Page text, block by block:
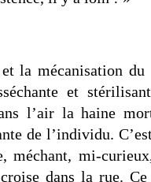
la mécanisation du
et
l’air la haine
de l’individu.
méchant, mi-
dans la rue.